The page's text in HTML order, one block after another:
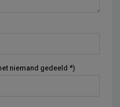
niemand gedeeld *)